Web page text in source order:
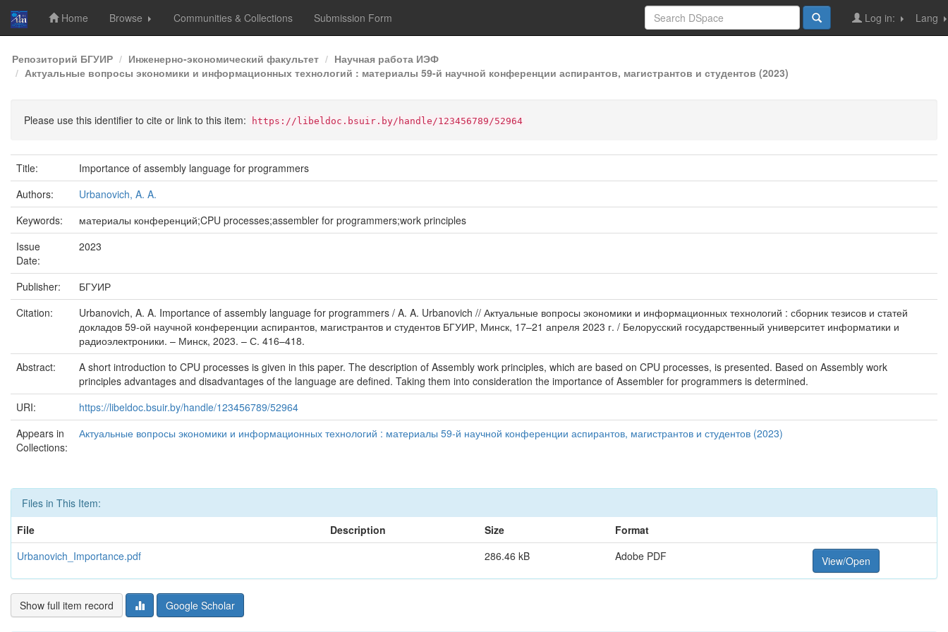
Skip
navigation
Home Browse Communities & Collections Submission Form Lang
Log in:
Репозиторий БГУИР Инженерно-экономический факультет
Научная работа ИЭФ
Актуальные вопросы экономики и информационных технологий : материалы 59-й научной конференции аспирантов, магистрантов и студентов (2023)
Please use this identifier to cite or link to this item: https://libeldoc.bsuir.by/handle/123456789/52964
Title:
Importance of assembly language for programmers
Authors:
Urbanovich, A. A.
Keywords:
материалы конференций;CPU processes;assembler for programmers;work principles
Issue
Date:
2023
Publisher:
БГУИР
Citation:
Urbanovich, A. A. Importance of assembly language for programmers / A. A. Urbanovich // Актуальные вопросы экономики и информационных технологий : сборник тезисов и статей
докладов 59-ой научной конференции аспирантов, магистрантов и студентов БГУИР, Минск, 17–21 апреля 2023 г. / Белорусский государственный университет информатики и
радиоэлектроники. – Минск, 2023. – С. 416–418.
Abstract:
A short introduction to CPU processes is given in this paper. The description of Assembly work principles, which are based on CPU processes, is presented. Based on Assembly work
principles advantages and disadvantages of the language are defined. Taking them into consideration the importance of Assembler for programmers is determined.
URI:
https://libeldoc.bsuir.by/handle/123456789/52964
Appears in
Collections:
Актуальные вопросы экономики и информационных технологий : материалы 59-й научной конференции аспирантов, магистрантов и студентов (2023)
Files in This Item:
File
Description Size
Format
Urbanovich_Importance.pdf
286.46 kB Adobe PDF View/Open
Show full item record Google Scholar